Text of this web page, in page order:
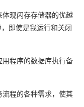
现闪存存储器的优越
即使是我运行和关闭
程序的数据库执行备
程的各种需求，使其